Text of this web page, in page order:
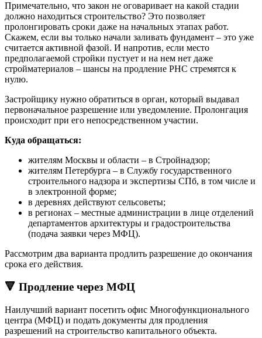
Примечательно, что закон не оговаривает на какой стадии
должно находиться строительство? Это позволяет
пролонгировать сроки даже на начальных этапах работ.
Скажем, если вы только начали заливать фундамент – это уже
считается активной фазой. И напротив, если место
предполагаемой стройки пустует и на нем нет даже
стройматериалов – шансы на продление РНС стремятся к
нулю.
Застройщику нужно обратиться в орган, который выдавал
первоначальное разрешение или уведомление. Пролонгация
происходит при его непосредственном участии.
Куда обращаться:
жителям Москвы и области – в Стройнадзор;
жителям Петербурга – в Службу государственного
строительного надзора и экспертизы СПб, в том числе и
в электронной форме;
в деревнях действуют сельсоветы;
в регионах – местные администрации в лице отделений
департаментов архитектуры и градостроительства
(подача заявки через МФЦ).
Рассмотрим два варианта продлить разрешение до окончания
срока его действия.
🔻 Продление через МФЦ
Наилучший вариант посетить офис Многофункционального
центра (МФЦ) и подать документы для продления
разрешений на строительство капитального объекта.